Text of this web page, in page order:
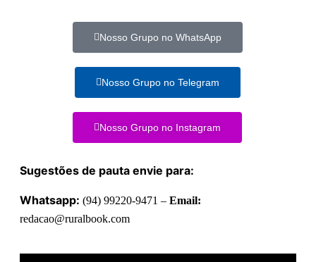
Nosso Grupo no WhatsApp
Nosso Grupo no Telegram
Nosso Grupo no Instagram
Sugestões de pauta envie para:
Whatsapp: (94) 99220-9471 – Email:
redacao@ruralbook.com